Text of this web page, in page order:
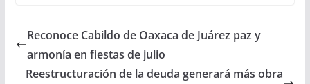
Reconoce Cabildo de Oaxaca de Juárez paz y
armonía en fiestas de julio
Reestructuración de la deuda generará más obra